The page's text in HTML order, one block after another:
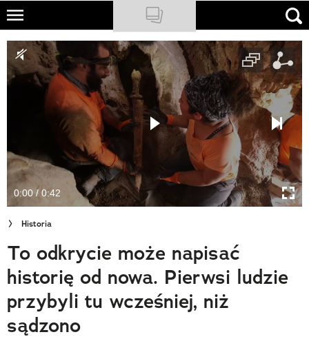
Skip
main
content
NATIONAL GEOGRAPHIC
TRAVELER
PODCASTY
Newsletter
Cuda Polski
Wielki Konkurs Fotograficzny
Trendbook Podróżniczy
Polecane
0:00 / 0:42
Historia
To odkrycie może napisać
historię od nowa. Pierwsi ludzie
przybyli tu wcześniej, niż
sądzono